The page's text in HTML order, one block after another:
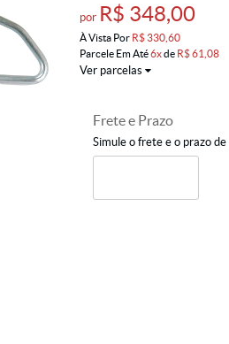
por R$ 348,00
À Vista Por R$ 330,60
Parcele Em Até6xde R$ 61,08
Ver parcelas
Frete e Prazo
Simule o frete e o prazo